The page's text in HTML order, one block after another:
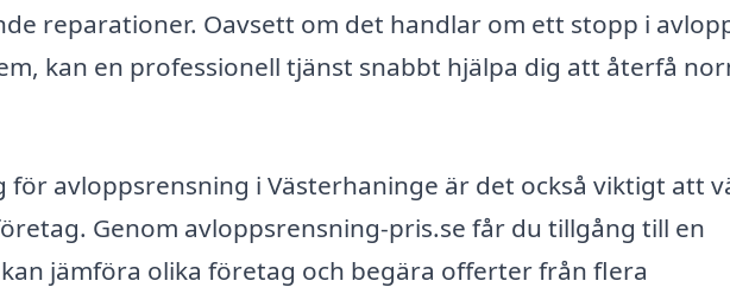
reparationer. Oavsett om det handlar om ett stopp i
kan en professionell tjänst snabbt hjälpa dig att återfå
avloppsrensning i Västerhaninge är det också viktigt att
Genom avloppsrensning-pris.se får du tillgång till en
jämföra olika företag och begära offerter från flera